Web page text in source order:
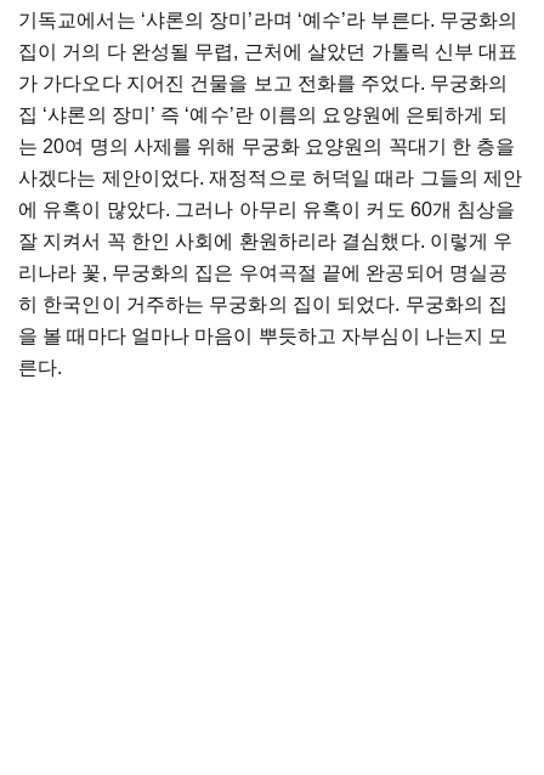
기독교에서는 ‘샤론의 장미 ’라며 ‘예수’라 부른다. 무궁화의
집이
거의 다 완성될 무렵, 근처에 살았던 가톨릭 신부 대표
가 가다오다 지어진 건물을 보고 전화를 주었다. 무궁화의
집 ‘샤론의 장미 ’ 즉 ‘예수’란 이름의 요양원에 은퇴하게 되
는 20여 명의 사제를 위해 무궁화 요양원의 꼭대기 한 층을
사겠다는 제안이었다.재정적으로 허덕일 때라 그들의 제안
에 유혹이 많았다. 그러나 아무리 유혹이 커도 60개 침상을
잘 지켜서 꼭 한인 사회에 환원하리라 결심했다. 이렇게 우
리나라 꽃, 무궁화의 집은 우여곡절 끝에 완공되어 명실공
히 한국인이 거주하는 무궁화의 집이 되었다. 무궁화의 집
을 볼 때마다 얼마나 마음이 뿌듯하고 자부심이 나는지
모
른다.